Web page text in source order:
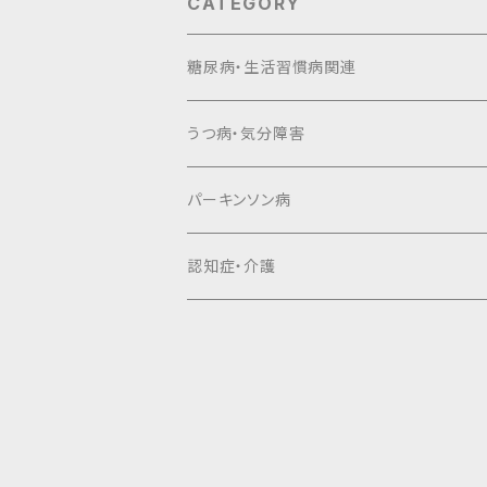
糖尿病・生活習慣病関連
うつ病・気分障害
パーキンソン病
認知症・介護